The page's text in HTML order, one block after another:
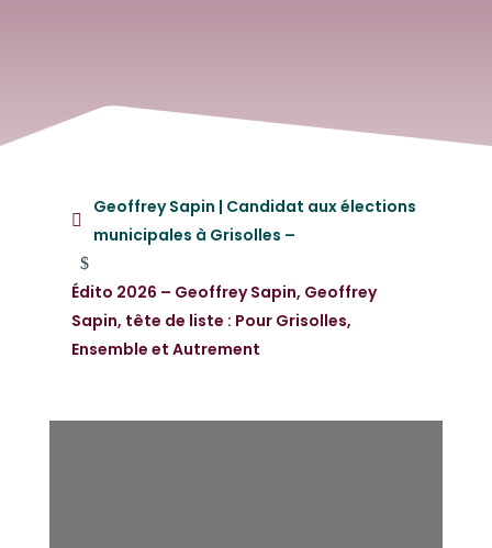
Geoffrey Sapin | Candidat aux élections
municipales à Grisolles –
$
Édito 2026 – Geoffrey Sapin, Geoffrey
Sapin, tête de liste : Pour Grisolles,
Ensemble et Autrement